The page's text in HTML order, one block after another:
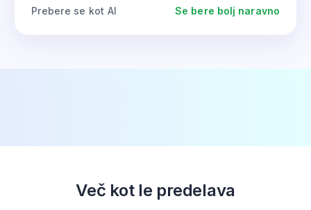
Prebere se kot AI Se bere bolj naravno
Več kot le predelava